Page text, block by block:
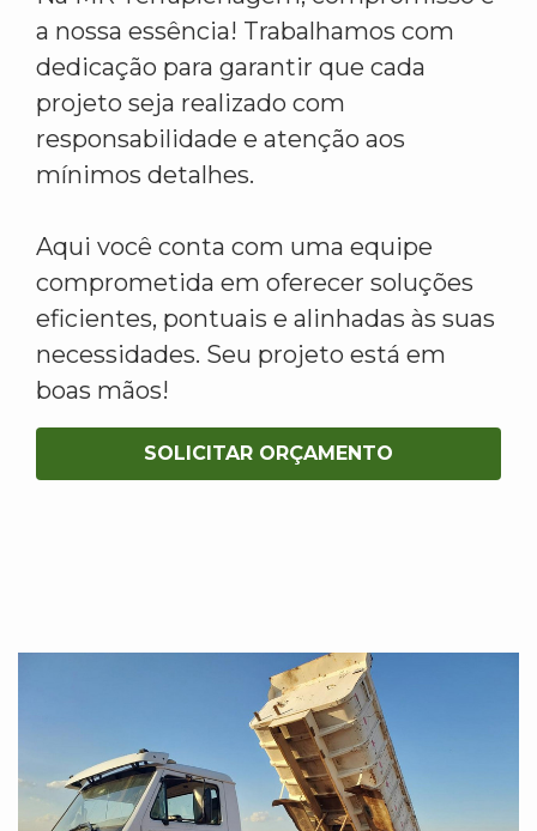
a nossa essência! Trabalhamos com
dedicação para garantir que cada
projeto seja realizado com
responsabilidade e atenção aos
mínimos detalhes.
Aqui você conta com uma equipe
comprometida em oferecer soluções
eficientes, pontuais e alinhadas às suas
necessidades. Seu projeto está em
boas mãos!
SOLICITAR ORÇAMENTO